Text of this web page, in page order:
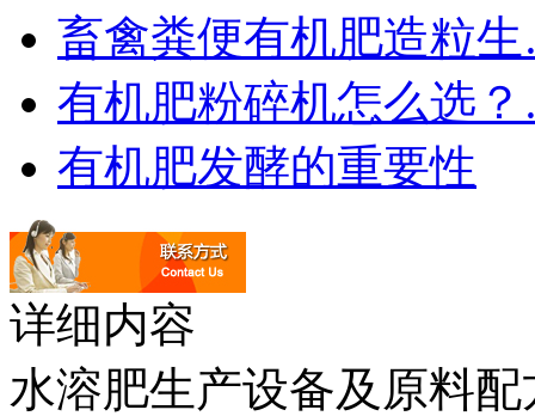
畜禽粪便有机肥造粒
有机肥粉碎机怎么选
有机肥发酵的重要性
详细内容
水溶肥生产设备及原料配